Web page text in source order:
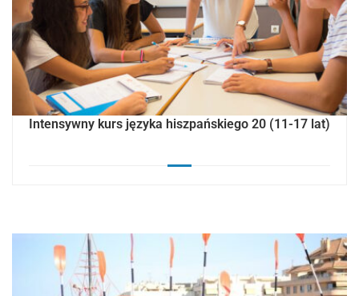
Intensywny kurs języka hiszpańskiego 20 (11-17 lat)